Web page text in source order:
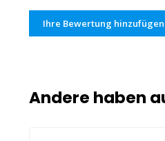
Ihre Bewertung hinzufügen
Andere haben